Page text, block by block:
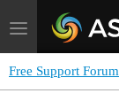
Toggle
navigation
Free Support